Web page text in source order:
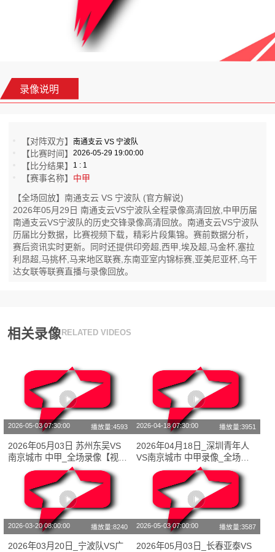
录像说明
【对阵双方】南通支云 VS 宁波队
【比赛时间】2026-05-29 19:00:00
【比分结果】 1 : 1
【赛事名称】 中甲
【全场回放】南通支云 VS 宁波队 (官方解说)
2026年05月29日 南通支云VS宁波队全程录像高清回放,中甲历届
南通支云VS宁波队的历史交锋录像高清回放。南通支云VS宁波队
历届比分数据，比赛视频下载，精彩片段集锦。赛前数据分析，
赛后资讯实时更新。同时还提供印旁超,西甲,埃及超,马金杯,塞拉
利昂超,马挑杯,马来地区联赛,东南亚室内锦标赛,亚美尼亚杯,乌干
达女联等联赛直播与录像回放。
相关录像 RELATED VIDEOS
2026-05-03 07:30:00 播放量:4593
2026年05月03日 苏州东吴VS
南京城市 中甲_全场录像【视频
集锦】
2026-04-18 07:30:00 播放量:3951
2026年04月18日_深圳青年人
VS南京城市 中甲录像_全场录
像【高清回放】
2026-03-20 08:00:00 播放量:8240
2026年03月20日_宁波队VS广
2026-05-03 07:00:00 播放量:3587
2026年05月03日_长春亚泰VS